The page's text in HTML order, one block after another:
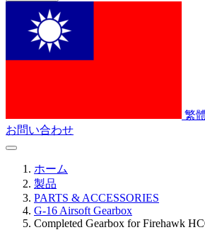
繁
お問い合わせ
ホーム
製品
PARTS & ACCESSORIES
G-16 Airsoft Gearbox
Completed Gearbox for Firehawk